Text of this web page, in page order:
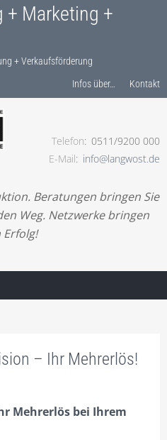
+ Marketing +
+ Verkaufsförderung
Infos über…
Kontakt
+
Telefon 0511/9200 000
E-Mail
info@langwost.de
Beratungen bringen Sie
Weg. Netzwerke bringen
Erfolg!
– Ihr Mehrerlös!
Mehrerlös bei Ihrem